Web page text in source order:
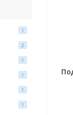
1
2
1
1
1
1